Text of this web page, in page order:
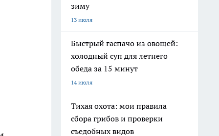
зиму
13 июля
Быстрый гаспачо из овощей:
холодный суп для летнего
обеда за 15 минут
14 июля
Тихая охота: мои правила
сбора грибов и проверки
съедобных видов